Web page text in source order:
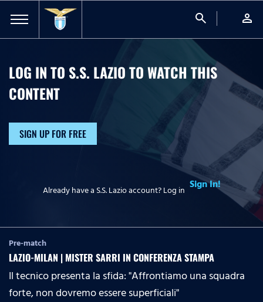
search person
LOG IN TO S.S. LAZIO TO WATCHTHIS
CONTENT
SIGN UP FOR FREE
Already have a S.S. Lazio account? Log in Sign In!
Pre-match
LAZIO-MILAN | MISTER SARRI IN CONFERENZA STAMPA
Il tecnico presenta la sfida: "Affrontiamo una squadra
forte, non dovremo essere superficiali"